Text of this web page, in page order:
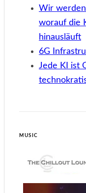
Wir werden
worauf die
hinausläuft
6G
Jede KI ist
MUSIC